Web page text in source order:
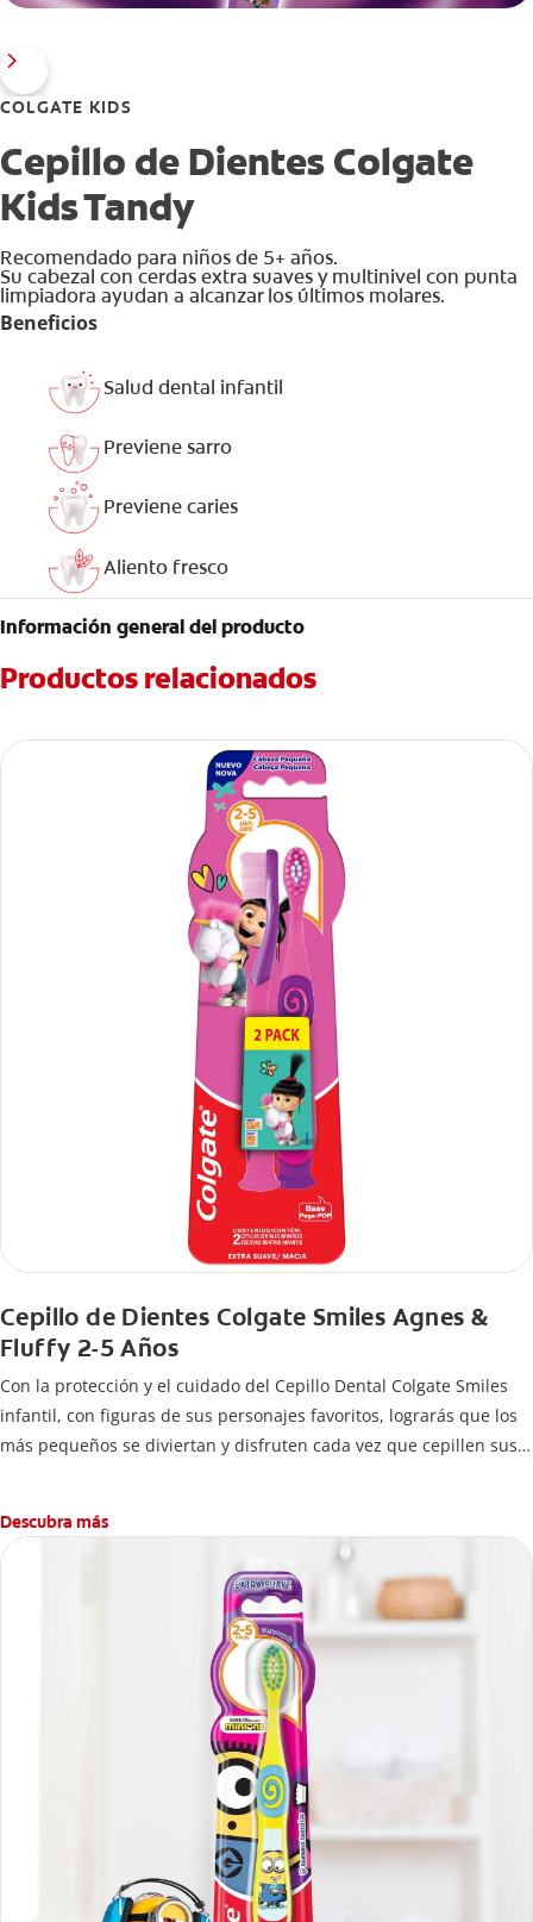
COLGATE KIDS
Cepillo de Dientes Colgate
Kids Tandy
Recomendado para niños de 5+ años.
Su cabezal con cerdas extra suaves y multinivel con punta
limpiadora ayudan a alcanzar los últimos molares.
Beneficios
Salud dental infantil
Previene sarro
Previene caries
Aliento fresco
Información general del producto
Productos relacionados
Cepillo de Dientes Colgate Smiles Agnes &
Fluffy 2-5 Años
Con la protección y el cuidado del Cepillo Dental Colgate Smiles
infantil, con figuras de sus personajes favoritos, lograrás que los
más pequeños se diviertan y disfruten cada vez que cepillen sus
Descubra más